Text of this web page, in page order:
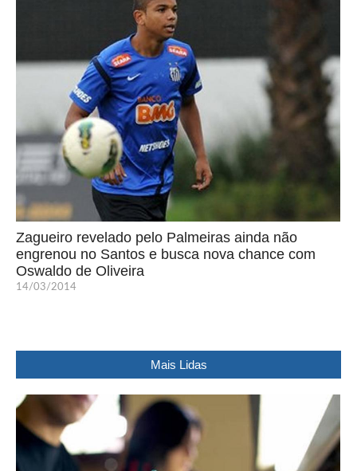
Zagueiro revelado pelo Palmeiras ainda não
engrenou no Santos e busca nova chance com
Oswaldo de Oliveira
14/03/2014
Mais Lidas